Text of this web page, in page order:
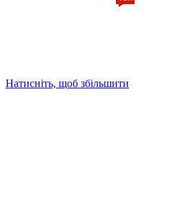
Натисніть, щоб збільшити